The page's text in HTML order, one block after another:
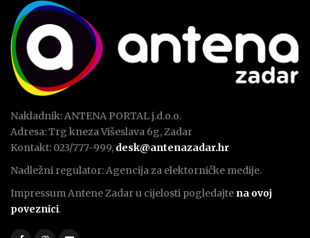
Nakladnik: ANTENA PORTAL j.d.o.o.
Adresa: Trg kneza Višeslava 6g, Zadar
Kontakt: 023/777-999, desk@antenazadar.hr
Nadležni regulator: Agencija za elektorničke medije.
Impressum Antene Zadar u cijelosti pogledajte na ovoj
poveznici.